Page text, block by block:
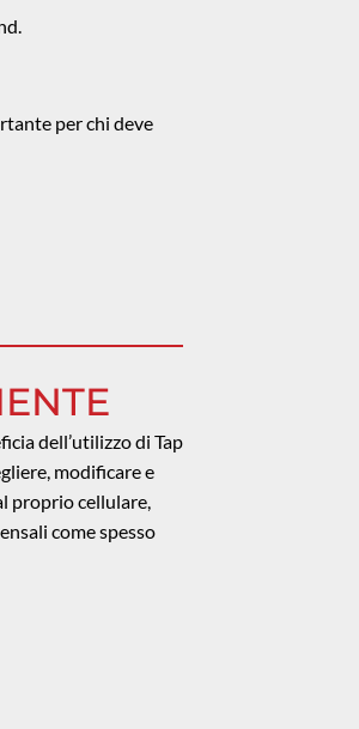
per chi deve
dell’utilizzo di Tap
modificare e
proprio cellulare,
come spesso